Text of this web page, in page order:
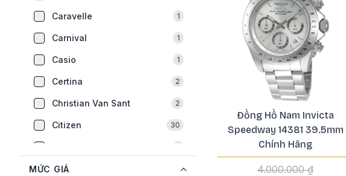
Caravelle 1
Carnival 1
Casio 1
Certina 2
Christian Van Sant 2
Citizen 30
Emporio Armani
MỨC GIÁ
Đồng Hồ Nam Invicta
Speedway 14381 39.5mm
Chính Hãng
4.000.000 ₫